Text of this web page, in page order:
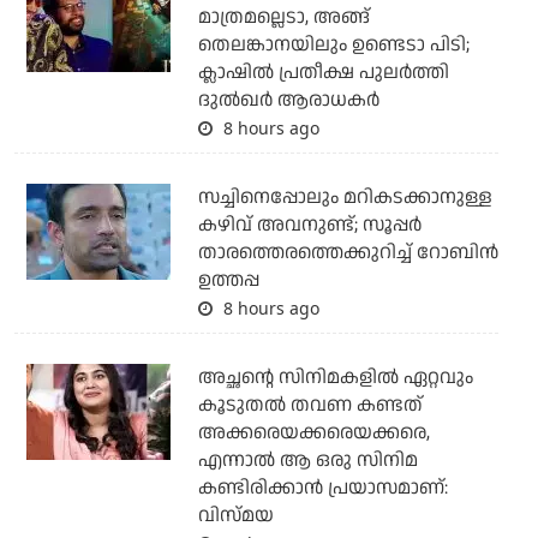
മാത്രമല്ലെടാ, അങ്ങ്
തെലങ്കാനയിലും ഉണ്ടെടാ പിടി;
ക്ലാഷില്‍ പ്രതീക്ഷ പുലര്‍ത്തി
ദുല്‍ഖര്‍ ആരാധകര്‍
8 hours ago
സച്ചിനെപ്പോലും മറികടക്കാനുള്ള
കഴിവ് അവനുണ്ട്; സൂപ്പര്‍
താരത്തെരത്തെക്കുറിച്ച് റോബിന്‍
ഉത്തപ്പ
8 hours ago
അച്ഛന്റെ സിനിമകളില്‍ ഏറ്റവും
കൂടുതല്‍ തവണ കണ്ടത്
അക്കരെയക്കരെയക്കരെ,
എന്നാല്‍ ആ ഒരു സിനിമ
കണ്ടിരിക്കാന്‍ പ്രയാസമാണ്:
വിസ്മയ